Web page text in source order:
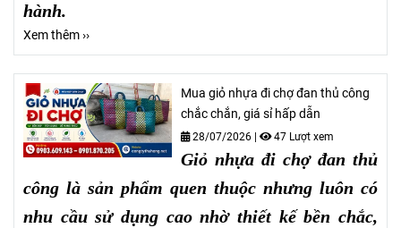
hành.
Xem thêm ››
Mua giỏ nhựa đi chợ đan thủ công
chắc chắn, giá sỉ hấp dẫn
28/07/2026 | 47 Lượt xem
Giỏ nhựa đi chợ đan thủ
công là sản phẩm quen thuộc nhưng luôn có
nhu cầu sử dụng cao nhờ thiết kế bền chắc,